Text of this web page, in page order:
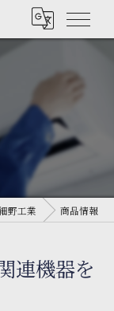
野工業 商品情報
連機器を